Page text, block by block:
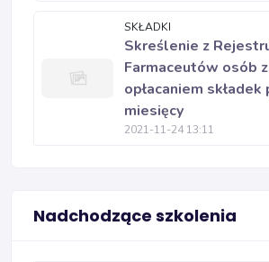
SKŁADKI
Skreślenie z
Farmaceutów osób
opłacaniem
miesięcy
2021-11-24 13:11
Nadchodzące szkolenia